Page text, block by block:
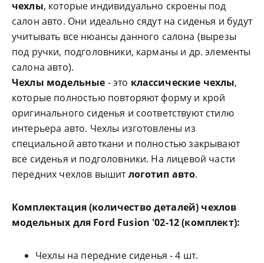
чехлы, которые индивидуально скроены под
салон авто. Они идеально сядут на сиденья и будут
учитывать все нюансы данного салона (вырезы
под ручки, подголовники, карманы и др. элементы
салона авто).
Чехлы модельные - это классические чехлы,
которые полностью повторяют форму и крой
оригинального сиденья и соответствуют стилю
интерьера авто. Чехлы изготовлены из
специальной автоткани и полностью закрывают
все сиденья и подголовники. На лицевой части
передних чехлов вышитлоготип авто.
Комплектация (количество деталей) чехлов
модельных для Ford Fusion '02-12 (комплект):
Чехлы на передние сиденья - 4 шт.